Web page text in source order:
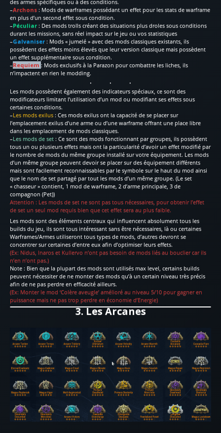
des armes spécifiques ou à des conditions.
–Archons : Mods de warframes possédant un effet pour les stats de warframe
en plus d’un second effet sous condition.
–Péculiar : Des mods trolls créant des situations plus droles sous conditions
durant les missions, sans réel impact sur le jeu ou vos statistiques
–Galvaniser : Mods « jumelé » avec des mods classiques existants, ils
possèdent des effets moins élevés que leur version classique mais possèdent
un effet supplémentaire sous condition.
–Requiem : Mods exclusifs à la Parazon pour combattre les liches, ils
n’impactent en rien le modding.
Les mods possèdent également des indicateurs spéciaux, ce sont des
modificateurs limitant l’utilisation d’un mod ou modifiant ses effets sous
certaines conditions.
–Les mods exilus : Ces mods exilus ont la capacité de se placer sur
l’emplacement exilus d’une arme ou d’une warframe offrant une place libre
dans les emplacement de mods classiques.
–Les mods de set : Ce sont des mods fonctionnant par groupes, ils possèdent
tous un ou plusieurs effets mais ont la particularité d’avoir un effet modifié par
le nombre de mods du même groupe installé sur votre équipement. Les mods
d’un même groupe peuvent devoir se placer sur des équipement différents
mais sont facilement reconnaissables par le symbole sur le haut du mod ainsi
que le nom de set partagé par tout les mods d’un même groupe. (Le set
« chasseur » contient, 1 mod de warframe, 2 d’arme principale, 3 de
compagnon (Pet))
Attention : Les mods de set ne sont pas tous nécessaires, pour obtenir l’effet
de set un seul mod requis bien que cet effet sera au plus faible.
Les mods sont des éléments centraux qui influencent absolument tous les
builds du jeu, ils sont tous intéressant sans être nécessaires, là ou certaines
Warframes/Armes utiliseront tous types de mods, d’autres devront se
concentrer sur certaines d’entre eux afin d’optimiser leurs effets.
(Ex: Nidus, Inaros et Kullervo n’ont pas besoin de mods liés au bouclier car ils
n’en n’ont pas.)
Note : Bien que la plupart des mods sont utilisés max level, certains builds
peuvent nécessiter de ne monter des mods qu’à un certain niveau très précis
afin de ne pas perdre en efficacité ailleurs.
(Ex: Monter le mod ‘Colère aveugle’ amélioré au niveau 5/10 pour gagner en
puissance mais ne pas trop perdre en économie d’Energie)
3. Les Arcanes